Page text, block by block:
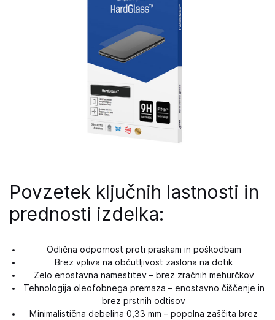
Povzetek ključnih lastnosti in
prednosti izdelka:
Odlična odpornost proti praskam in poškodbam
Brez vpliva na občutljivost zaslona na dotik
Zelo enostavna namestitev – brez zračnih mehurčkov
Tehnologija oleofobnega premaza – enostavno čiščenje in
brez prstnih odtisov
Minimalistična debelina 0,33 mm – popolna zaščita brez